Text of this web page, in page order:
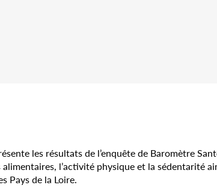
les résultats de l’enquête de Baromètre
l’activité physique et la sédentarité
Pays de la Loire.